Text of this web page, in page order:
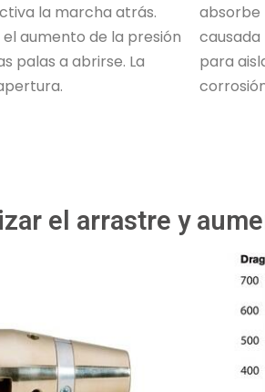
la marcha atrás.
aumento de la presión
palas a abrirse. La
absorbe
causada
para
el arrastre y